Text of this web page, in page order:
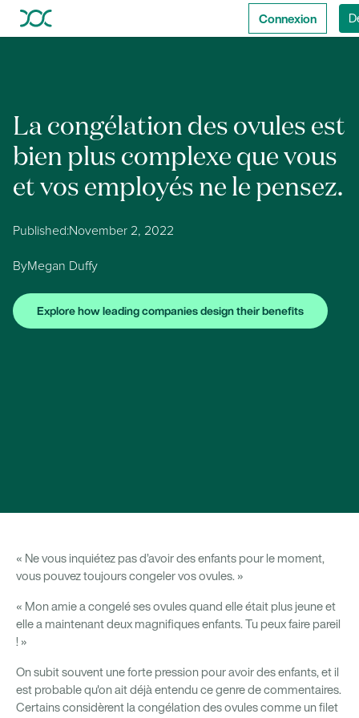
Connexion
La congélation des ovules est
bien plus complexe que vous
et vos employés ne le pensez.
Published:November 2, 2022
ByMegan Duffy
Explore how leading companies design their benefits
« Ne vous inquiétez pas d’avoir des enfants pour le moment,
vous pouvez toujours congeler vos ovules. »
« Mon amie a congelé ses ovules quand elle était plus jeune et
elle a maintenant deux magnifiques enfants. Tu peux faire pareil
! »
On subit souvent une forte pression pour avoir des enfants, et il
est probable qu'on ait déjà entendu ce genre de commentaires.
Certains considèrent la congélation des ovules comme un filet